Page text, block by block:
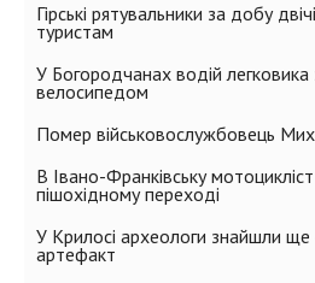
Гірські рятувальники за добу
туристам
У Богородчанах водій
велосипедом
Помер військовослужбовець
В Івано-Франківську
пішохідному переході
У Крилосі археологи знайшли ще
артефакт